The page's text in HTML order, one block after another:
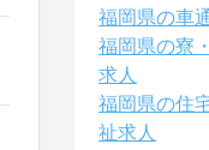
福岡県の車
福岡県の寮
求人
福岡県の住
祉求人